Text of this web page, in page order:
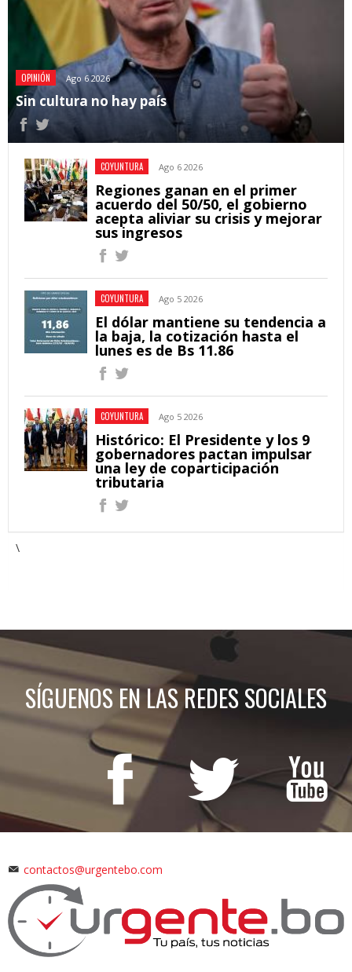
OPINIÓN Ago 6 2026
Sin cultura no hay país
COYUNTURA Ago 6 2026
Regiones ganan en el primer
acuerdo del 50/50, el gobierno
acepta aliviar su crisis y mejorar
sus ingresos
COYUNTURA Ago 5 2026
El dólar mantiene su tendencia a
la baja, la cotización hasta el
lunes es de Bs 11.86
COYUNTURA Ago 5 2026
Histórico: El Presidente y los 9
gobernadores pactan impulsar
una ley de coparticipación
tributaria
\
SÍGUENOS EN LAS REDES SOCIALES
contactos@urgentebo.com